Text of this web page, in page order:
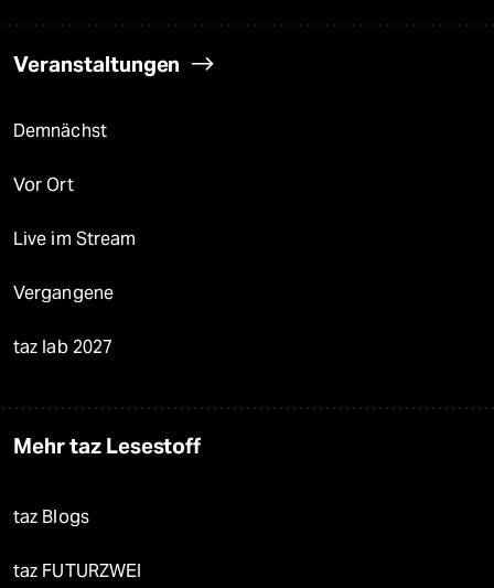
Veranstaltungen
Demnächst
Vor Ort
Live im Stream
Vergangene
taz lab 2027
Mehr taz Lesestoff
taz Blogs
taz FUTURZWEI